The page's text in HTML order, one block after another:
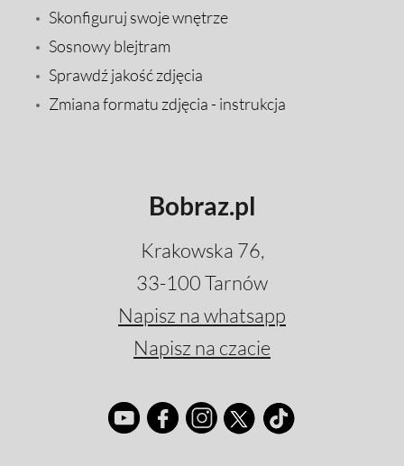
Skonfiguruj swoje wnętrze
Sosnowy blejtram
Sprawdź jakość zdjęcia
Zmiana formatu zdjęcia - instrukcja
Bobraz.pl
Krakowska 76,
33-100 Tarnów
Napisz na whatsapp
Napisz na czacie